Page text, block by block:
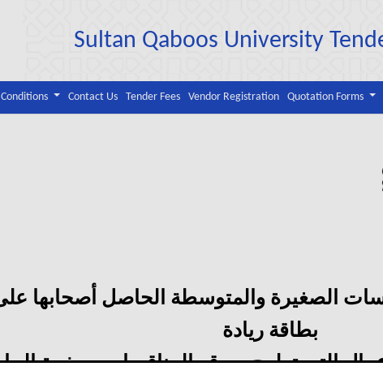
Sultan Qaboos University
Contact Us Tender Fees Vendor Registration Quotation Forms
الصغيرة والمتوسطة الحاصل أصحابها
بطاقة ريادة
التي تطرح بموقع المناقصات بصفحة